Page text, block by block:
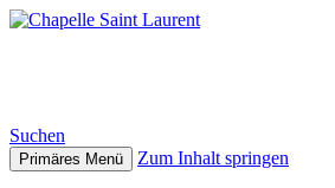
Suchen
Primäres Menü Zum Inhalt springen